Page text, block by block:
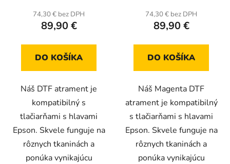
74,30 € bez DPH
89,90 €
DO KOŠÍKA
Náš DTF atrament je
kompatibilný s
tlačiarňami s hlavami
Epson. Skvele funguje na
rôznych tkaninách a
ponúka vynikajúcu
74,30 € bez DPH
89,90 €
DO KOŠÍKA
Náš Magenta DTF
atrament je kompatibilný
s tlačiarňami s hlavami
Epson. Skvele funguje na
rôznych tkaninách a
ponúka vynikajúcu